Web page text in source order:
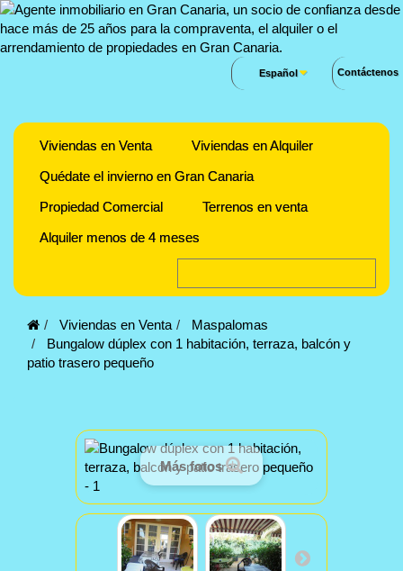
Contáctenos
Español
Viviendas en Venta
Viviendas en Alquiler
Quédate el invierno en Gran Canaria
Propiedad Comercial
Terrenos en venta
Alquiler menos de 4 meses
Viviendas en Venta
Maspalomas
Bungalow dúplex con 1 habitación, terraza, balcón y
patio trasero pequeño
Más fotos